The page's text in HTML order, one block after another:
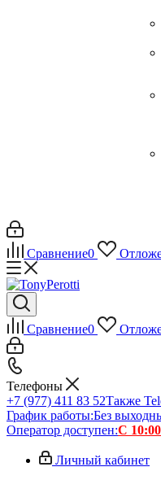
Сравнение0
Сравнение0
Телефоны
+7 (977) 411 83 52Также
График работы:Без
Оператор доступен:С
Личный кабинет